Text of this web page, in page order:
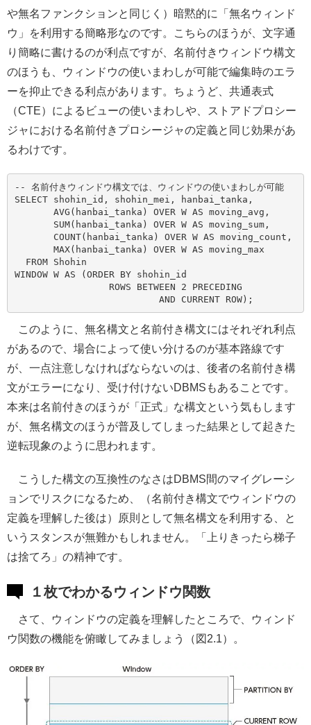
や無名ファンクションと同じく）暗黙的に「無名ウィンド
ウ」を利用する簡略形なのです。こちらのほうが、文字通
り簡略に書けるのが利点ですが、名前付きウィンドウ構文
のほうも、ウィンドウの使いまわしが可能で編集時のエラ
ーを抑止できる利点があります。ちょうど、共通表式
（CTE）によるビューの使いまわしや、ストアドプロシー
ジャにおける名前付きプロシージャの定義と同じ効果があ
るわけです。
-- 名前付きウィンドウ構文では、ウィンドウの使いまわしが可能
SELECT shohin_id, shohin_mei, hanbai_tanka,
WINDOW W AS (ORDER BY shohin_id
このように、無名構文と名前付き構文にはそれぞれ利点
があるので、場合によって使い分けるのが基本路線です
が、一点注意しなければならないのは、後者の名前付き構
文がエラーになり、受け付けないDBMSもあることです。
本来は名前付きのほうが「正式」な構文という気もします
が、無名構文のほうが普及してしまった結果として起きた
逆転現象のように思われます。
こうした構文の互換性のなさはDBMS間のマイグレーシ
ョンでリスクになるため、（名前付き構文でウィンドウの
定義を理解した後は）原則として無名構文を利用する、と
いうスタンスが無難かもしれません。「上りきったら梯子
は捨てろ」の精神です。
１枚でわかるウィンドウ関数
さて、ウィンドウの定義を理解したところで、ウィンド
ウ関数の機能を俯瞰してみましょう（図2.1）。